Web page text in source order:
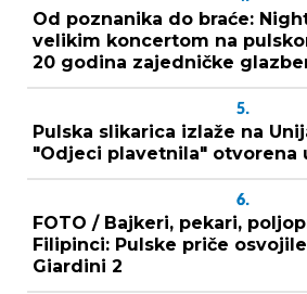
Od poznanika do braće:
velikim koncertom na
20 godina zajedničke
5.
Pulska slikarica izlaže na
"Odjeci plavetnila" otvorena
6.
FOTO / Bajkeri, pekari,
Filipinci: Pulske priče
Giardini 2